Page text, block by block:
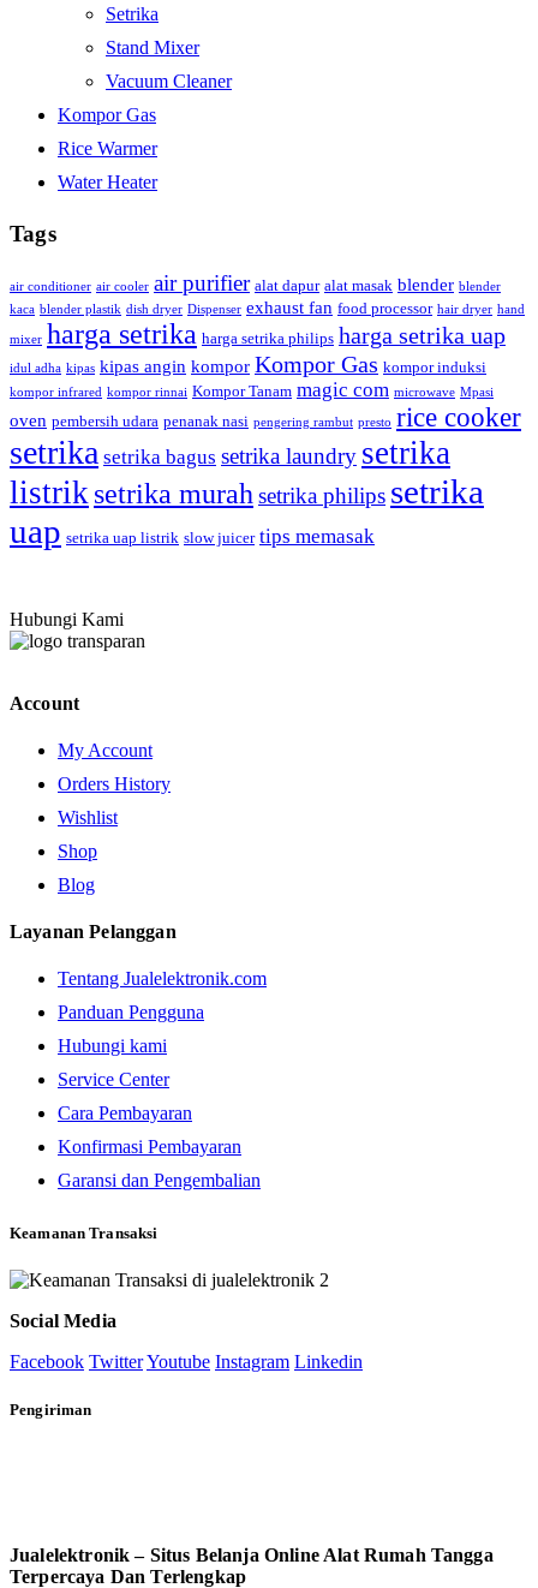
Setrika
Stand Mixer
Vacuum Cleaner
Kompor Gas
Rice Warmer
Water Heater
Tags
air conditioner air cooler air purifier alat dapur alat masak blender blender
kaca blender plastik dish dryer Dispenser exhaust fan food processor hair dryer hand
mixer harga setrika harga setrika philips harga setrika uap
idul adha kipas kipas angin kompor Kompor Gas kompor induksi
kompor infrared kompor rinnai Kompor Tanam magic com microwave Mpasi
oven pembersih udara penanak nasi pengering rambut presto rice cooker
setrika setrika bagus setrika laundry setrika
listriksetrika murah setrika philips setrika
uap setrika uap listrik slow juicer tips memasak
Hubungi Kami
Account
My Account
Orders History
Wishlist
Shop
Blog
Layanan Pelanggan
Tentang Jualelektronik.com
Panduan Pengguna
Hubungi kami
Service Center
Cara Pembayaran
Konfirmasi Pembayaran
Garansi dan Pengembalian
Keamanan Transaksi
Social Media
Facebook TwitterYoutube Instagram Linkedin
Pengiriman
Jualelektronik – Situs Belanja Online Alat Rumah Tangga
Terpercaya Dan Terlengkap